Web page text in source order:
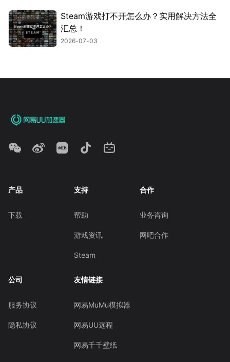
Steam游戏打不开怎么办？实用解决方法全
汇总！
2026-07-03
产品
下载
支持
帮助
游戏资讯
Steam
合作
业务咨询
网吧合作
公司
服务协议
隐私协议
友情链接
网易MuMu模拟器
网易UU远程
网易千千壁纸